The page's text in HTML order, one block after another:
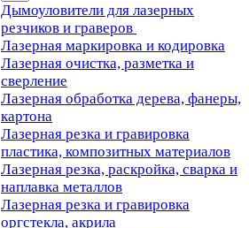
Дымоуловители для лазерных
резчиков и граверов
Лазерная маркировка и кодировка
Лазерная очистка, разметка и
сверление
Лазерная обработка дерева, фанеры,
картона
Лазерная резка и гравировка
пластика, композитных материалов
Лазерная резка, раскройка, сварка и
наплавка металлов
Лазерная резка и гравировка
оргстекла, акрила